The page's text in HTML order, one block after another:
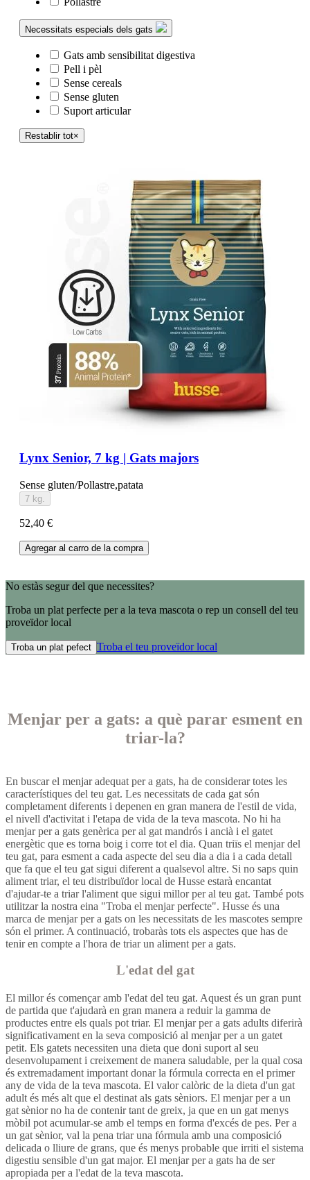
Necessitats especials dels gats
Gats amb sensibilitat digestiva
Pell i pèl
Sense cereals
Sense gluten
Suport articular
Restablir tot×
Lynx Senior, 7 kg | Gats majors
Sense gluten/Pollastre,patata
7 kg.
52,40 €
Agregar al carro de la compra
No estàs segur del que necessites?
Troba un plat perfecte per a la teva mascota o rep un consell del teu
proveïdor local
Troba un plat pefect Troba el teu proveïdor local
Menjar per a gats: a què parar esment en
triar-la?
En buscar el menjar adequat per a gats, ha de considerar totes les
característiques del teu gat. Les necessitats de cada gat són
completament diferents i depenen en gran manera de l'estil de vida,
el nivell d'activitat i l'etapa de vida de la teva mascota. No hi ha
menjar per a gats genèrica per al gat mandrós i ancià i el gatet
energètic que es torna boig i corre tot el dia. Quan triïs el menjar del
teu gat, para esment a cada aspecte del seu dia a dia i a cada detall
que fa que el teu gat sigui diferent a qualsevol altre. Si no saps quin
aliment triar, el teu distribuïdor local de Husse estarà encantat
d'ajudar-te a triar l'aliment que sigui millor per al teu gat. També pots
utilitzar la nostra eina "Troba el menjar perfecte". Husse és una
marca de menjar per a gats on les necessitats de les mascotes sempre
són el primer. A continuació, trobaràs tots els aspectes que has de
tenir en compte a l'hora de triar un aliment per a gats.
L'edat del gat
El millor és començar amb l'edat del teu gat. Aquest és un gran punt
de partida que t'ajudarà en gran manera a reduir la gamma de
productes entre els quals pot triar. El menjar per a gats adults diferirà
significativament en la seva composició al menjar per a un gatet
petit. Els gatets necessiten una dieta que doni suport al seu
desenvolupament i creixement de manera saludable, per la qual cosa
és extremadament important donar la fórmula correcta en el primer
any de vida de la teva mascota. El valor calòric de la dieta d'un gat
adult és més alt que el destinat als gats sèniors. El menjar per a un
gat sènior no ha de contenir tant de greix, ja que en un gat menys
mòbil pot acumular-se amb el temps en forma d'excés de pes. Per a
un gat sènior, val la pena triar una fórmula amb una composició
delicada o lliure de grans, que és menys probable que irriti el sistema
digestiu sensible d'un gat major. El menjar per a gats ha de ser
apropiada per a l'edat de la teva mascota.